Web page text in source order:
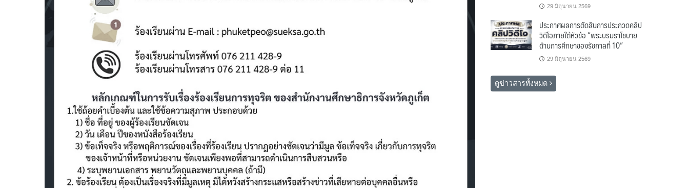
29 มิถุนายน 2569
ประกาศผลการตัดสินการประกวดคลิป
วิดีโอภายใต้หัวข้อ “พระบรมราโชบาย
ด้านการศึกษาของรัชกาลที่ 10”
29 มิถุนายน 2569
ดูข่าวสารทั้งหมด